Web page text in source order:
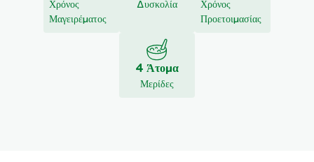
Χρόνος
Μαγειρέματος
Δυσκολία
Χρόνος
Προετοιμασίας
4 Άτομα
Μερίδες